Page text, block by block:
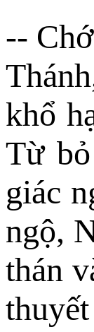
--
khổ
Từ
giác
ngộ,
thán